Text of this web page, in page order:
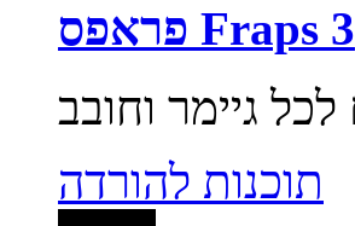
פראפס Fraps 3
תוכנות להורדה